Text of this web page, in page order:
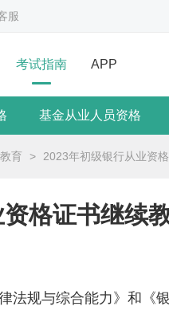
服
考试指南 APP
基金从业人员资格
育 > 2023年初级银行从业资
格证书继续
法规与综合能力》和《